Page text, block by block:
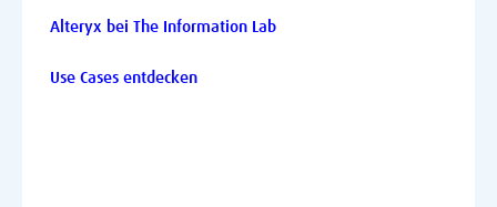
Alteryx bei The Information Lab
Use Cases entdecken